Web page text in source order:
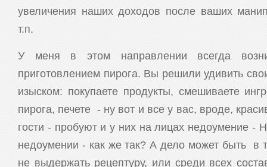
увеличения наших доходов после ваших
т.п.
У меня в этом направлении всегда
приготовлением пирога. Вы решили удивить
изыском: покупаете продукты, смешиваете
пирога, печете - ну вот и все у вас, вроде,
гости - пробуют и у них на лицах недоумение
недоумении - как же так? А дело может быть в
не выдержать рецептуру, или среди всех